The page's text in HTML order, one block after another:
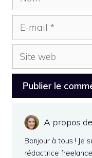
mail
Site
web
A propos
Bonjour à tous ! Je
rédactrice